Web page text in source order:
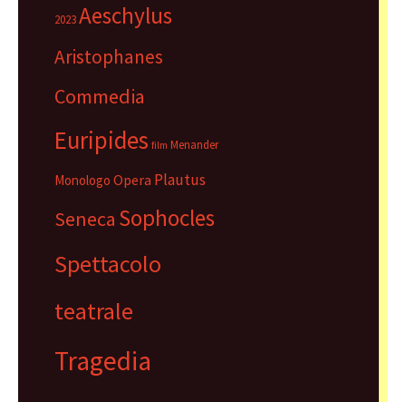
2023Aeschylus
Aristophanes
Commedia
Euripides film Menander
Monologo Opera Plautus
Seneca Sophocles
Spettacolo
teatrale
Tragedia